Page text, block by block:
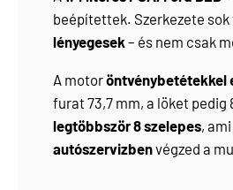
beépítettek. Szerkezete sok
lényegesek – és nem csak
A motoröntvénybetétekkel
furat 73,7 mm, a löket pedig
legtöbbször 8 szelepes,
autószervizbenvégzed a